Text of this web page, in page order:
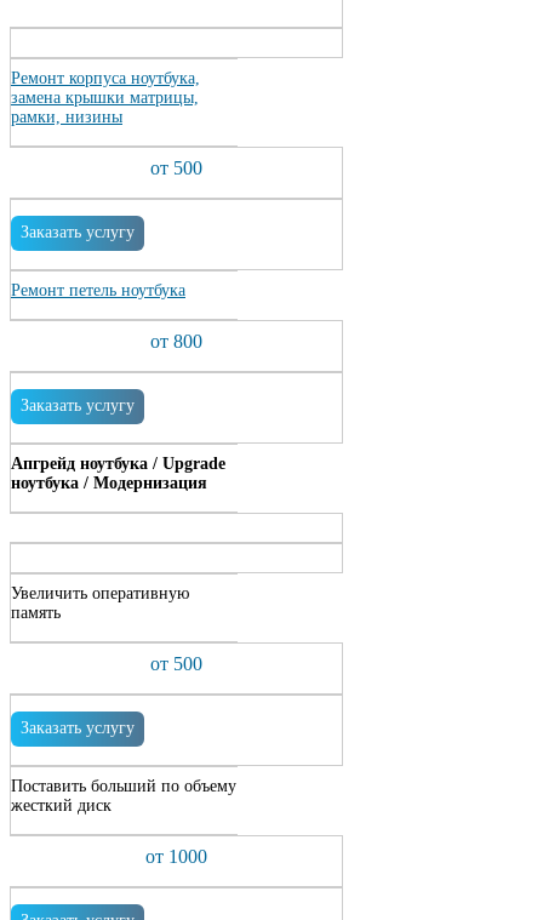
Ремонт корпуса ноутбука,
замена крышки матрицы,
рамки, низины
от 500
Заказать услугу
Ремонт петель ноутбука
от 800
Заказать услугу
Апгрейд ноутбука / Upgrade
ноутбука / Модернизация
Увеличить оперативную
память
от 500
Заказать услугу
Поставить больший по объему
жесткий диск
от 1000